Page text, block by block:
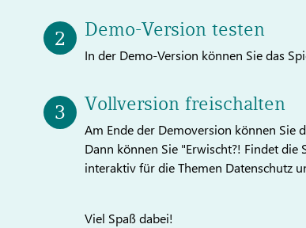
Demo-Version testen
In der Demo-Version können Sie das
Vollversion freischalten
Am Ende der Demoversion können Sie
Dann können Sie "Erwischt?! Findet
interaktiv für die Themen Datenschutz
Viel Spaß dabei!